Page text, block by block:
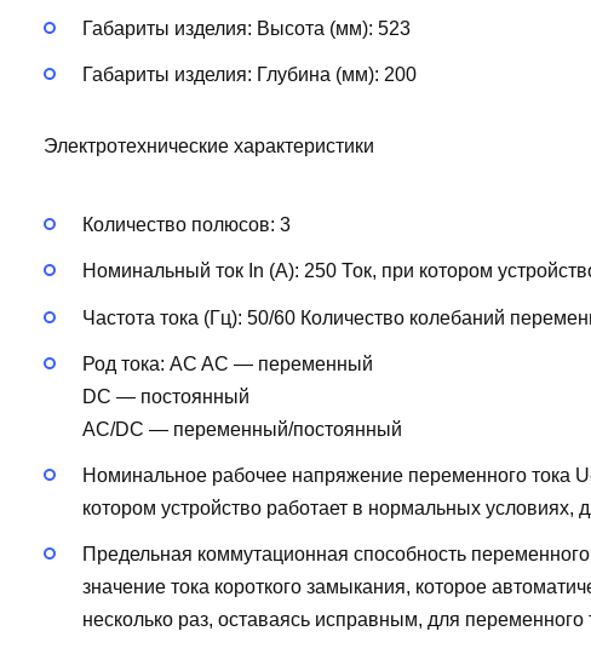
Габариты изделия: Высота (мм): 523
Габариты изделия: Глубина (мм): 200
Электротехнические характеристики
Количество полюсов: 3
Номинальный ток In (А): 250 Ток, при котором
Частота тока (Гц): 50/60 Количество колебаний
Род тока: AC AC — переменный
DC — постоянный
AC/DC — переменный/постоянный
Номинальное рабочее напряжение переменного тока
котором устройство работает в нормальных условиях,
Предельная коммутационная способность переменного
значение тока короткого замыкания, которое
несколько раз, оставаясь исправным, для переменного